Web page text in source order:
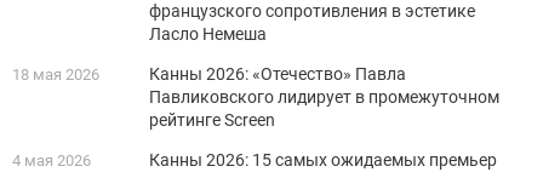
французского сопротивления в эстетике
Ласло Немеша
18 мая 2026
Канны 2026: «Отечество» Павла
Павликовского лидирует в промежуточном
рейтинге Screen
4 мая 2026
Канны 2026: 15 самых ожидаемых премьер